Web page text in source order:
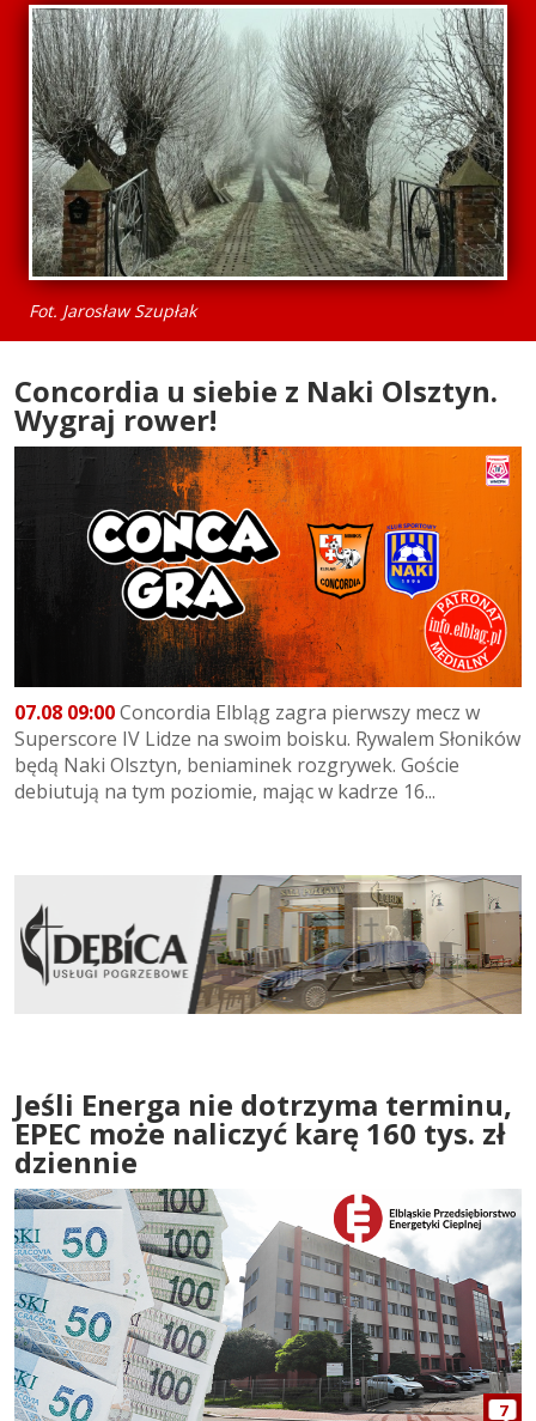
Fot. Jarosław Szupłak
Concordia u siebie z Naki Olsztyn.
Wygraj rower!
07.08 09:00Concordia Elbląg zagra pierwszy mecz w
Superscore IV Lidze na swoim boisku. Rywalem Słoników
będą Naki Olsztyn, beniaminek rozgrywek. Goście
debiutują na tym poziomie, mając w kadrze 16...
Jeśli Energa nie dotrzyma terminu,
EPEC może naliczyć karę 160 tys. zł
dziennie
7